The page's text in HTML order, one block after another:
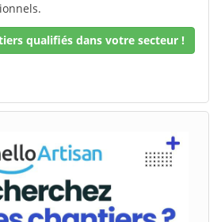
qualifiés dans votre secteur !